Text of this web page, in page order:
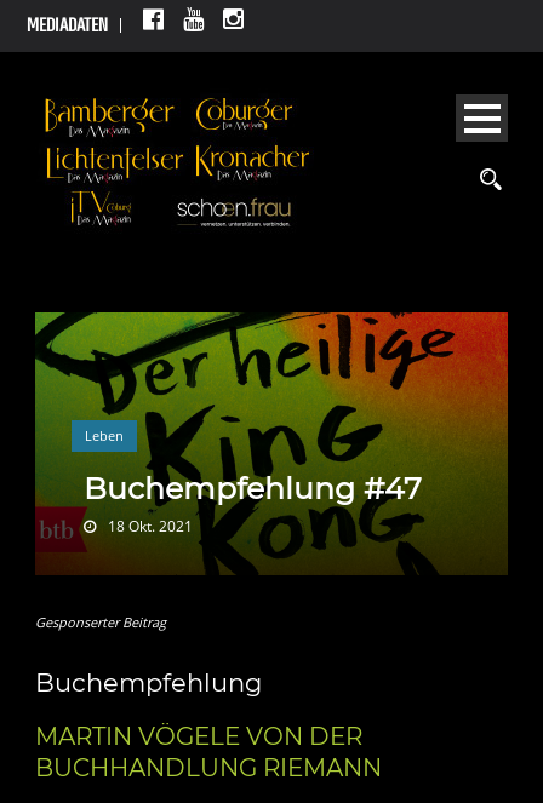
MEDIADATEN
Leben
Buchempfehlung #47
18 Okt. 2021
Gesponserter Beitrag
Buchempfehlung
MARTIN VÖGELE VON DER
BUCHHANDLUNG RIEMANN